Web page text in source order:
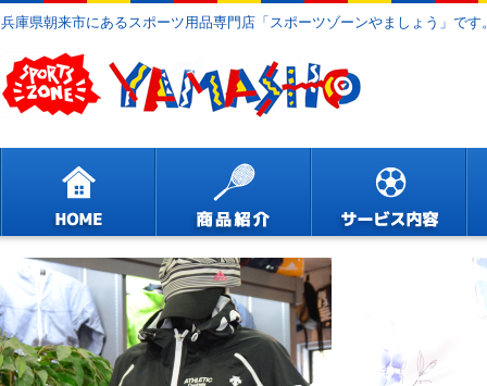
兵庫県朝来市にあるスポーツ用品専門店「スポーツゾーンやましょう」です